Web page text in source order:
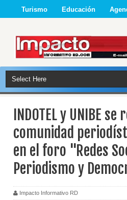
Turismo Educación
INDOTEL y UNIBE
comunidad
en el foro "Redes
Periodismo y
Impacto Informativo RD